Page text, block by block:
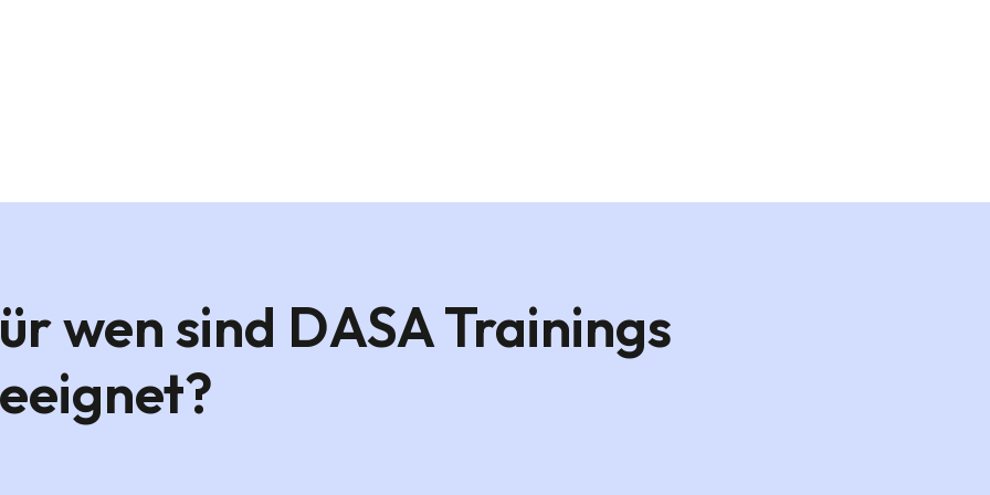
wen sind DASA Trainings